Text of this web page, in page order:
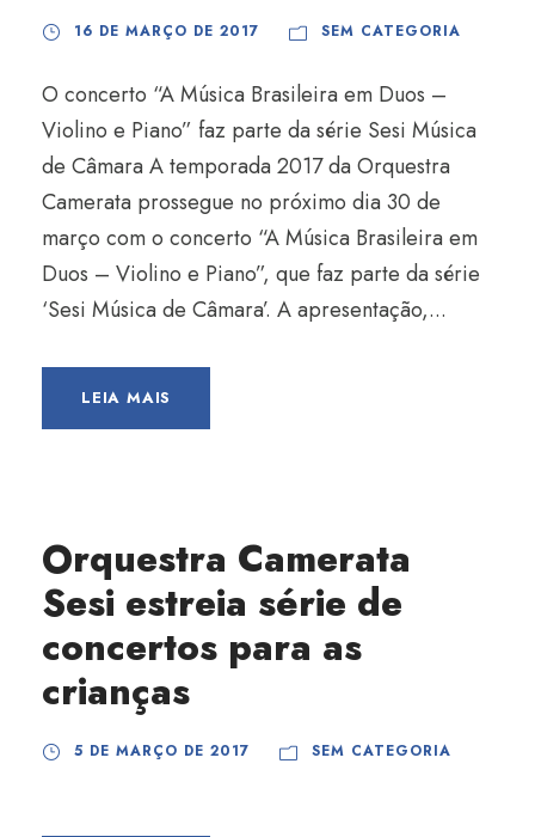
16 DE MARÇO DE 2017 SEM CATEGORIA
O concerto “A Música Brasileira em Duos –
Violino e Piano” faz parte da série Sesi Música
de Câmara A temporada 2017 da Orquestra
Camerata prossegue no próximo dia 30 de
março com o concerto “A Música Brasileira em
Duos – Violino e Piano”, que faz parte da série
‘Sesi Música de Câmara’. A apresentação,...
LEIA MAIS
Orquestra Camerata
Sesi estreia série de
concertos para as
crianças
5 DE MARÇO DE 2017 SEM CATEGORIA